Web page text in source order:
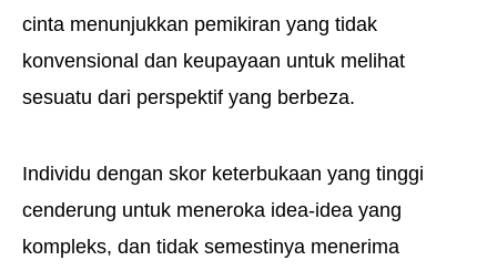
cinta menunjukkan pemikiran yang tidak
konvensional dan keupayaan untuk melihat
sesuatu dari perspektif yang berbeza.
Individu dengan skor keterbukaan yang tinggi
cenderung untuk meneroka idea-idea yang
kompleks, dan tidak semestinya menerima